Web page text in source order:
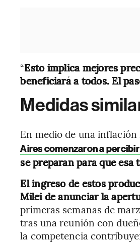
“Esto implica mejores
beneficiará a todos. El
Medidas
En medio de una
Aires comenzaron a
se preparan para que
El ingreso de estos
Milei de anunciar la
primeras semanas de
tras una reunión con
la competencia